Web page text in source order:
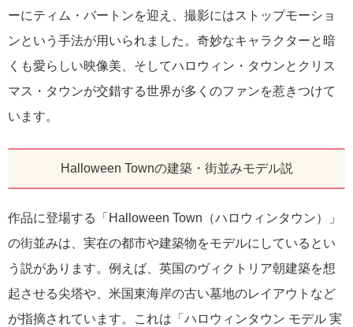
ーにティム・バートンを迎え、撮影にはストップモーショ
ンという手法が用いられました。奇妙なキャラクターと暗
くも愛らしい映像美、そしてハロウィン・タウンとクリス
マス・タウンが交錯する世界が多くのファンを惹きつけて
います。
Halloween Townの建築・街並みモデル説
作品に登場する「Halloween Town（ハロウィンタウン）」
の街並みは、実在の都市や建築物をモデルにしているとい
う説があります。例えば、英国のヴィクトリア朝建築を想
起させる尖塔や、米国東海岸の古い墓地のレイアウトなど
が指摘されています。これは「ハロウィンタウン モデル 実